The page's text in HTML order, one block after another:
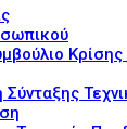
Σύνταξης